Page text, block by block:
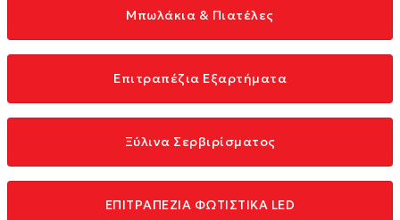
Μπωλάκια & Πιατέλες
Επιτραπέζια Εξαρτήματα
Ξύλινα Σερβιρίσματος
ΕΠΙΤΡΑΠΕΖΙΑ ΦΩΤΙΣΤΙΚΑ LED